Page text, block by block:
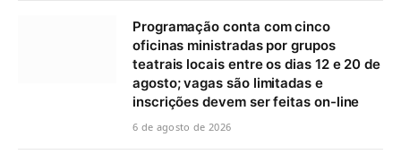
Programação conta com cinco
oficinas ministradas por grupos
teatrais locais entre os dias 12 e 20 de
agosto; vagas são limitadas e
inscrições devem ser feitas on-line
6 de agosto de 2026